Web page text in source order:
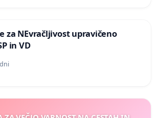
za NEvračljivost upravičeno
in VD